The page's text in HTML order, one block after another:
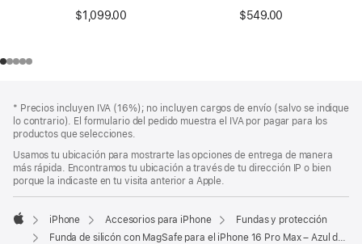
$1,099.00
$549.00
de
página
a
pie
página
Nota
a
pie
página
* Precios incluyen IVA (16%); no incluyen cargos de envío (salvo se indique
lo contrario). El formulario del pedido muestra el IVA por pagar para los
productos que selecciones.
Usamos tu ubicación para mostrarte las opciones de entrega de manera
más rápida. Encontramos tu ubicación a través de tu dirección IP o bien
porque la indicaste en tu visita anterior a Apple.
Apple
iPhone Accesorios para iPhone
Fundas y protección
Funda de silicón con MagSafe para el iPhone 16 Pro Max – Azul denim